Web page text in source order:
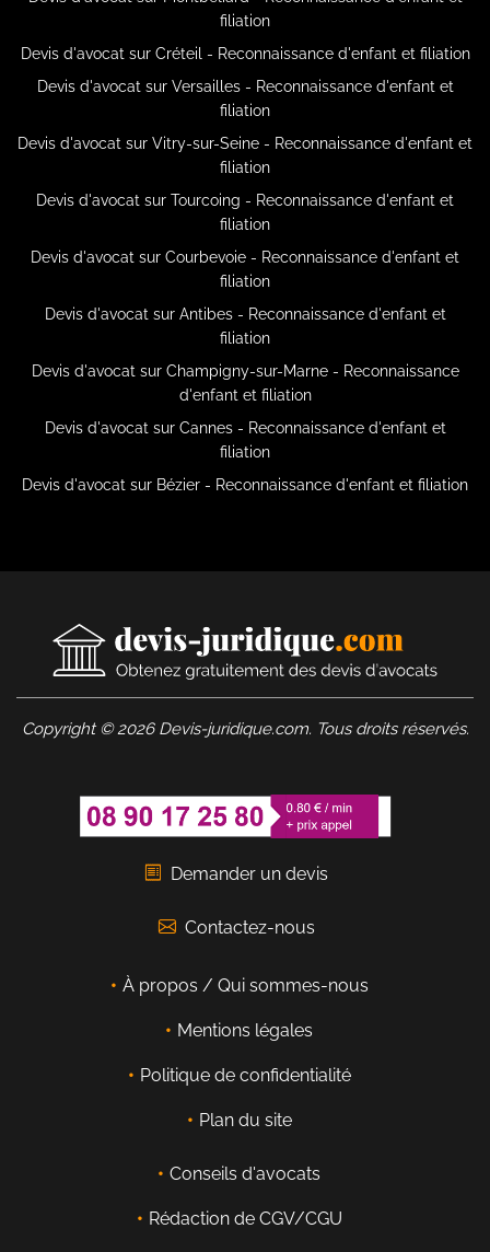
filiation
Devis d'avocat sur Créteil - Reconnaissance d'enfant et filiation
Devis d'avocat sur Versailles - Reconnaissance d'enfant et
filiation
Devis d'avocat sur Vitry-sur-Seine - Reconnaissance d'enfant et
filiation
Devis d'avocat sur Tourcoing - Reconnaissance d'enfant et
filiation
Devis d'avocat sur Courbevoie - Reconnaissance d'enfant et
filiation
Devis d'avocat sur Antibes - Reconnaissance d'enfant et
filiation
Devis d'avocat sur Champigny-sur-Marne - Reconnaissance
d'enfant et filiation
Devis d'avocat sur Cannes - Reconnaissance d'enfant et
filiation
Devis d'avocat sur Bézier - Reconnaissance d'enfant et filiation
Copyright © 2026 Devis-juridique.com. Tous droits réservés.
Demander un devis
Contactez-nous
À propos / Qui sommes-nous
Mentions légales
Politique de confidentialité
Plan du site
Conseils d'avocats
Rédaction de CGV/CGU